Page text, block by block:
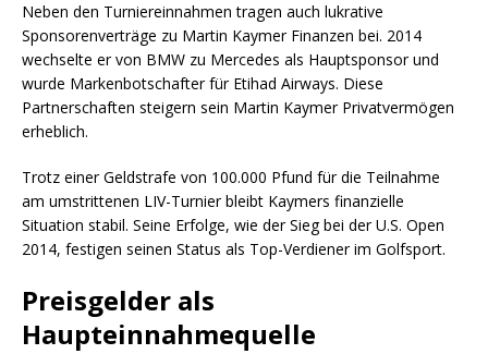
Neben den Turniereinnahmen tragen auch lukrative
Sponsorenverträge zu Martin Kaymer Finanzen bei. 2014
wechselte er von BMW zu Mercedes als Hauptsponsor und
wurde Markenbotschafter für Etihad Airways. Diese
Partnerschaften steigern sein Martin Kaymer Privatvermögen
erheblich.
Trotz einer Geldstrafe von 100.000 Pfund für die Teilnahme
am umstrittenen LIV-Turnier bleibt Kaymers finanzielle
Situation stabil. Seine Erfolge, wie der Sieg bei der U.S. Open
2014, festigen seinen Status als Top-Verdiener im Golfsport.
Preisgelder als
Haupteinnahmequelle